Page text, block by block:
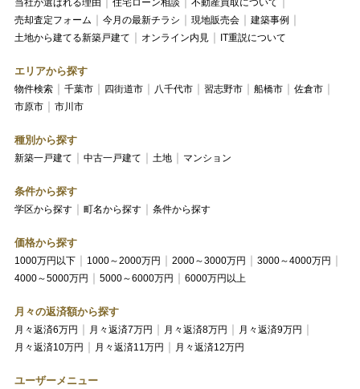
当社が選ばれる理由 住宅ローン相談
不動産買取について
売却査定フォーム
今月の最新チラシ 現地販売会
建築事例
土地から建てる新築戸建て
オンライン内見 IT重説について
エリアから探す
物件検索 千葉市 四街道市 八千代市 習志野市 船橋市
佐倉市
市原市
市川市
種別から探す
新築一戸建て 中古一戸建て 土地 マンション
条件から探す
学区から探す 町名から探す 条件から探す
価格から探す
1000万円以下 1000～2000万円 2000～3000万円
3000～4000万円
4000～5000万円
5000～6000万円 6000万円以上
月々の返済額から探す
月々返済6万円 月々返済7万円 月々返済8万円
月々返済9万円
月々返済10万円
月々返済11万円 月々返済12万円
ユーザーメニュー